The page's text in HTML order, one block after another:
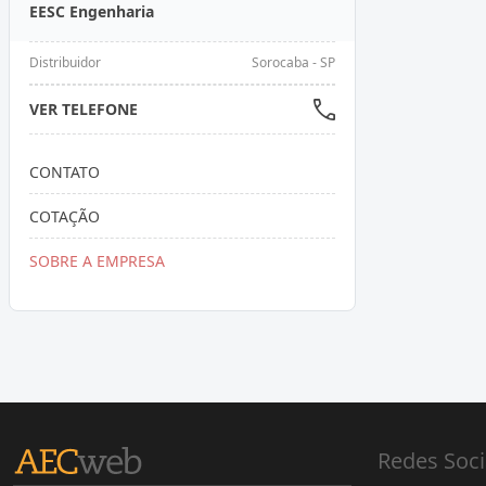
EESC Engenharia
Distribuidor Sorocaba - SP
VER TELEFONE
CONTATO
COTAÇÃO
SOBRE A EMPRESA
Redes